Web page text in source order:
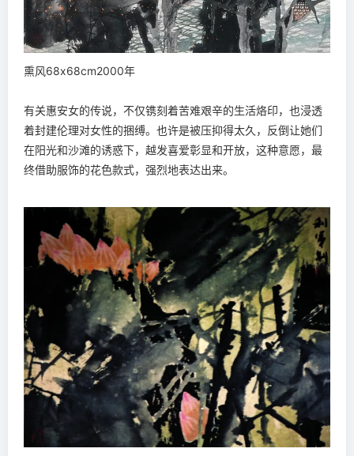
熏风68x68cm2000年
有关惠安女的传说，不仅镌刻着苦难艰辛的生活烙印，也浸透
着封建伦理对女性的捆缚。也许是被压抑得太久，反倒让她们
在阳光和沙滩的诱惑下，越发喜爱彰显和开放，这种意愿，最
终借助服饰的花色款式，强烈地表达出来。